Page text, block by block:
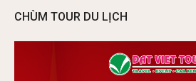
CHÙM TOUR DU LỊCH